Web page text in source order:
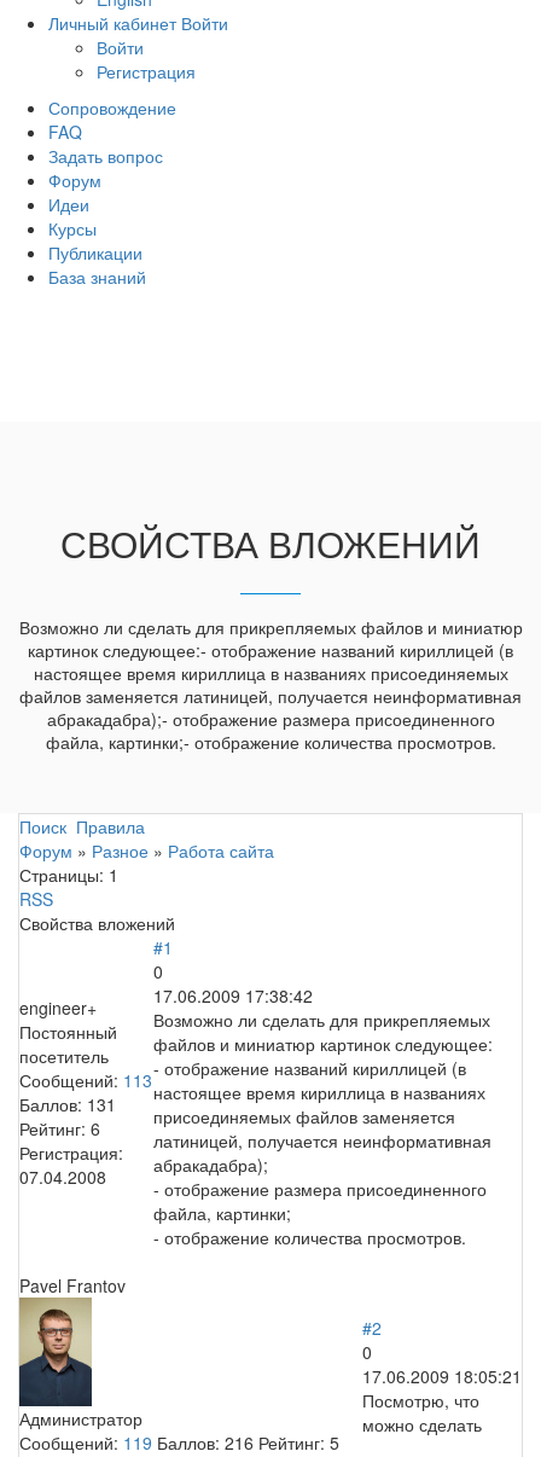
Личный кабинет Войти
Войти
Регистрация
Сопровождение
FAQ
Задать вопрос
Форум
Идеи
Курсы
Публикации
База знаний
СВОЙСТВА ВЛОЖЕНИЙ
Возможно ли сделать для прикрепляемых файлов и миниатюр
картинок следующее:- отображение названий кириллицей (в
настоящее время кириллица в названиях присоединяемых
файлов заменяется латиницей, получается неинформативная
абракадабра);- отображение размера присоединенного
файла, картинки;- отображение количества просмотров.
Поиск Правила
Форум » Разное » Работа сайта
Страницы: 1
RSS
Свойства вложений
engineer+
Постоянный
посетитель
Сообщений: 113
Баллов: 131
Рейтинг: 6
Регистрация:
07.04.2008
#1
0
17.06.2009 17:38:42
Возможно ли сделать для прикрепляемых
файлов и миниатюр картинок следующее:
- отображение названий кириллицей (в
настоящее время кириллица в названиях
присоединяемых файлов заменяется
латиницей, получается неинформативная
абракадабра);
- отображение размера присоединенного
файла, картинки;
- отображение количества просмотров.
Pavel Frantov
Администратор
Сообщений: 119 Баллов: 216 Рейтинг: 5
#2
0
17.06.2009 18:05:21
Посмотрю, что
можно сделать